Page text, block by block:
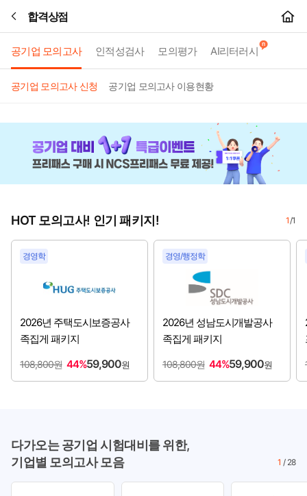
합격상점
공기업 모의고사 인적성검사 모의평가 AI리터러시
공기업 모의고사 신청 공기업 모의고사 이용현황
HOT 모의고사! 인기 패키지! 1/1
경영학
2026년 주택도시보증공사
족집게 패키지
108,800원 44%59,900원
경영/행정학
2026년 성남도시개발공사
족집게 패키지
108,800원 44%59,900원
다가오는 공기업 시험대비를 위한,
기업별 모의고사 모음
1 / 28